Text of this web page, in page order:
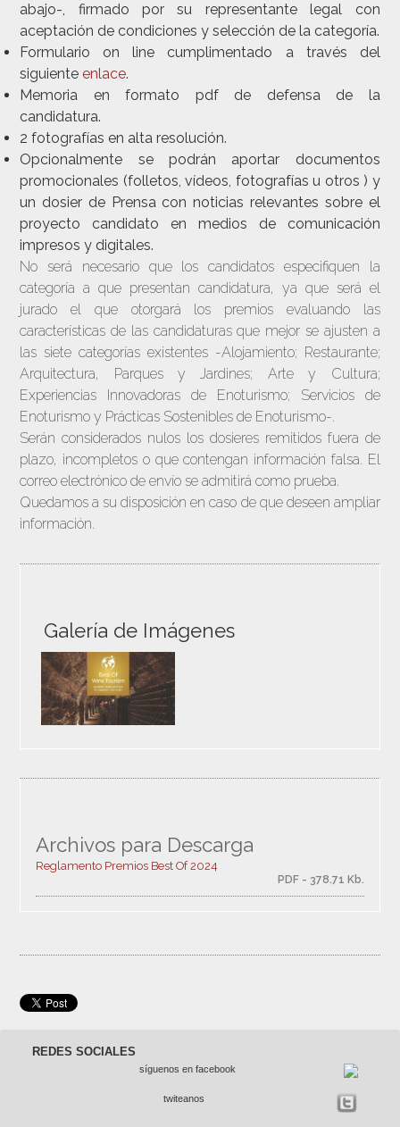
abajo-, firmado por su representante legal con
aceptación de condiciones y selección de la categoría.
Formulario on line cumplimentado a través del
siguienteenlace.
Memoria en formato pdf de defensa de la
candidatura.
2 fotografías en alta resolución.
Opcionalmente se podrán aportar documentos
promocionales (folletos, vídeos, fotografías u otros ) y
un dosier de Prensa con noticias relevantes sobre el
proyecto candidato en medios de comunicación
impresos y digitales.
No será necesario que los candidatos especifiquen la
categoría a que presentan candidatura, ya que será el
jurado el que otorgará los premios evaluando las
características de las candidaturas que mejor se ajusten a
las siete categorías existentes -Alojamiento; Restaurante;
Arquitectura, Parques y Jardines; Arte y Cultura;
Experiencias Innovadoras de Enoturismo; Servicios de
Enoturismo y Prácticas Sostenibles de Enoturismo-.
Serán considerados nulos los dosieres remitidos fuera de
plazo, incompletos o que contengan información falsa. El
correo electrónico de envío se admitirá como prueba.
Quedamos a su disposición en caso de que deseen ampliar
información.
Galería de Imágenes
Archivos para Descarga
Reglamento Premios Best Of 2024
PDF - 378.71 Kb.
REDES SOCIALES
síguenos en facebook
twiteanos